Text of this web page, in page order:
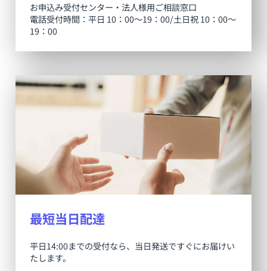
お申込み受付センター・法人様用ご相談窓口
電話受付時間：平日 10：00～19：00/土日祝 10：00～
19：00
最短当日配達
平日14:00までの受付なら、当日発送ですぐにお届けい
たします。